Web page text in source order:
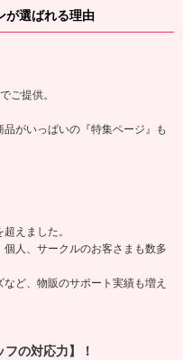
が選ばれる理由
ご提供。
がいっぱいの『特集ページ』も
えました。
人、サークルのお客さまも数多
ど、物販のサポート実績も増え
の対応力】！